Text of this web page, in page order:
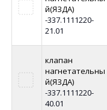
й(ЯЗДА)
-337.1111220-
21.01
клапан
нагнетательны
й(ЯЗДА)
-337.1111220-
40.01